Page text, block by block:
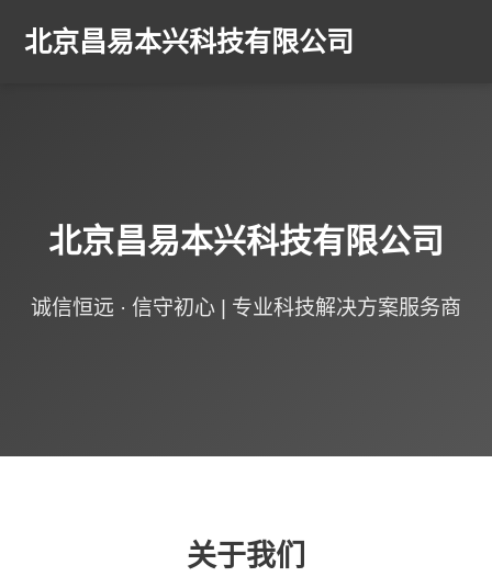
北京昌易本兴科技有限公司
北京昌易本兴科技有限公司
诚信恒远 · 信守初心 | 专业科技解决方案服务商
关于我们